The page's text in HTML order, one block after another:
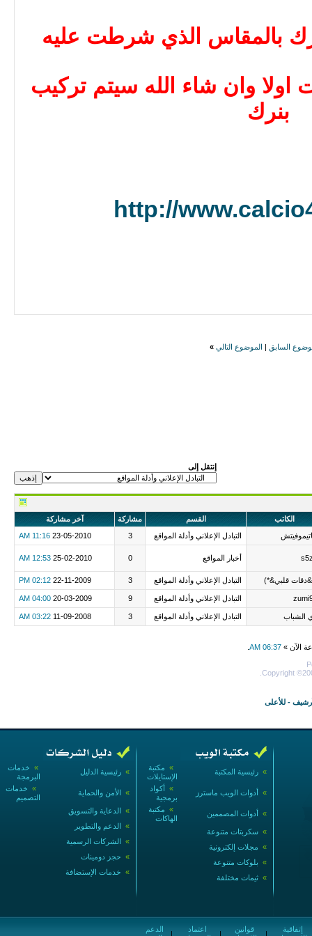
بالمقاس الذي شرطت عليه
اولا وان شاء الله سيتم تركيب
بنرك
http://
السابق الموضوع التالي »
إنتقل إلى
الكاتب القسم مشاركة
آخر مشاركة
التبادل الإعلاني وأدلة المواقع 3
23-05-2010
11:16 AM
أخبار المواقع 0
25-02-2010
12:53 AM
قلبي&*) التبادل الإعلاني وأدلة المواقع 3
22-11-2009
02:12 PM
التبادل الإعلاني وأدلة المواقع 9
20-03-2009
04:00 AM
الشباب التبادل الإعلاني وأدلة المواقع 3
11-09-2008
03:22 AM
الآن » 06:37 AM
Copyright
- للأعلى
» خدمات
البرمجة
» رئيسية الدليل
» خدمات
التصميم
» الأمن والحماية
» الدعاية والتسويق
» الدعم والتطوير
» الشركات الرسمية
» حجز دومينات
» خدمات الإستضافة
» مكتبة
الإستايلات
» رئيسية المكتبة
» أكواد
برمجية
» أدوات الويب ماسترز
» مكتبة
الهاكات
» أدوات المصممين
» سكربتات متنوعة
» مجلات إلكترونية
» بلوكات متنوعة
» ثيمات مختلفة
| | |